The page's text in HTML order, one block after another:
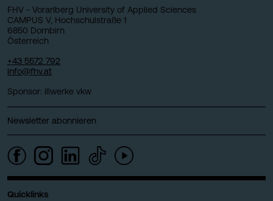
FHV - Vorarlberg University of Applied Sciences
CAMPUS V, Hochschulstraße 1
6850 Dornbirn
Österreich
+43 5572 792
info@fhv.at
Sponsor: illwerke vkw
Newsletter abonnieren
Quicklinks